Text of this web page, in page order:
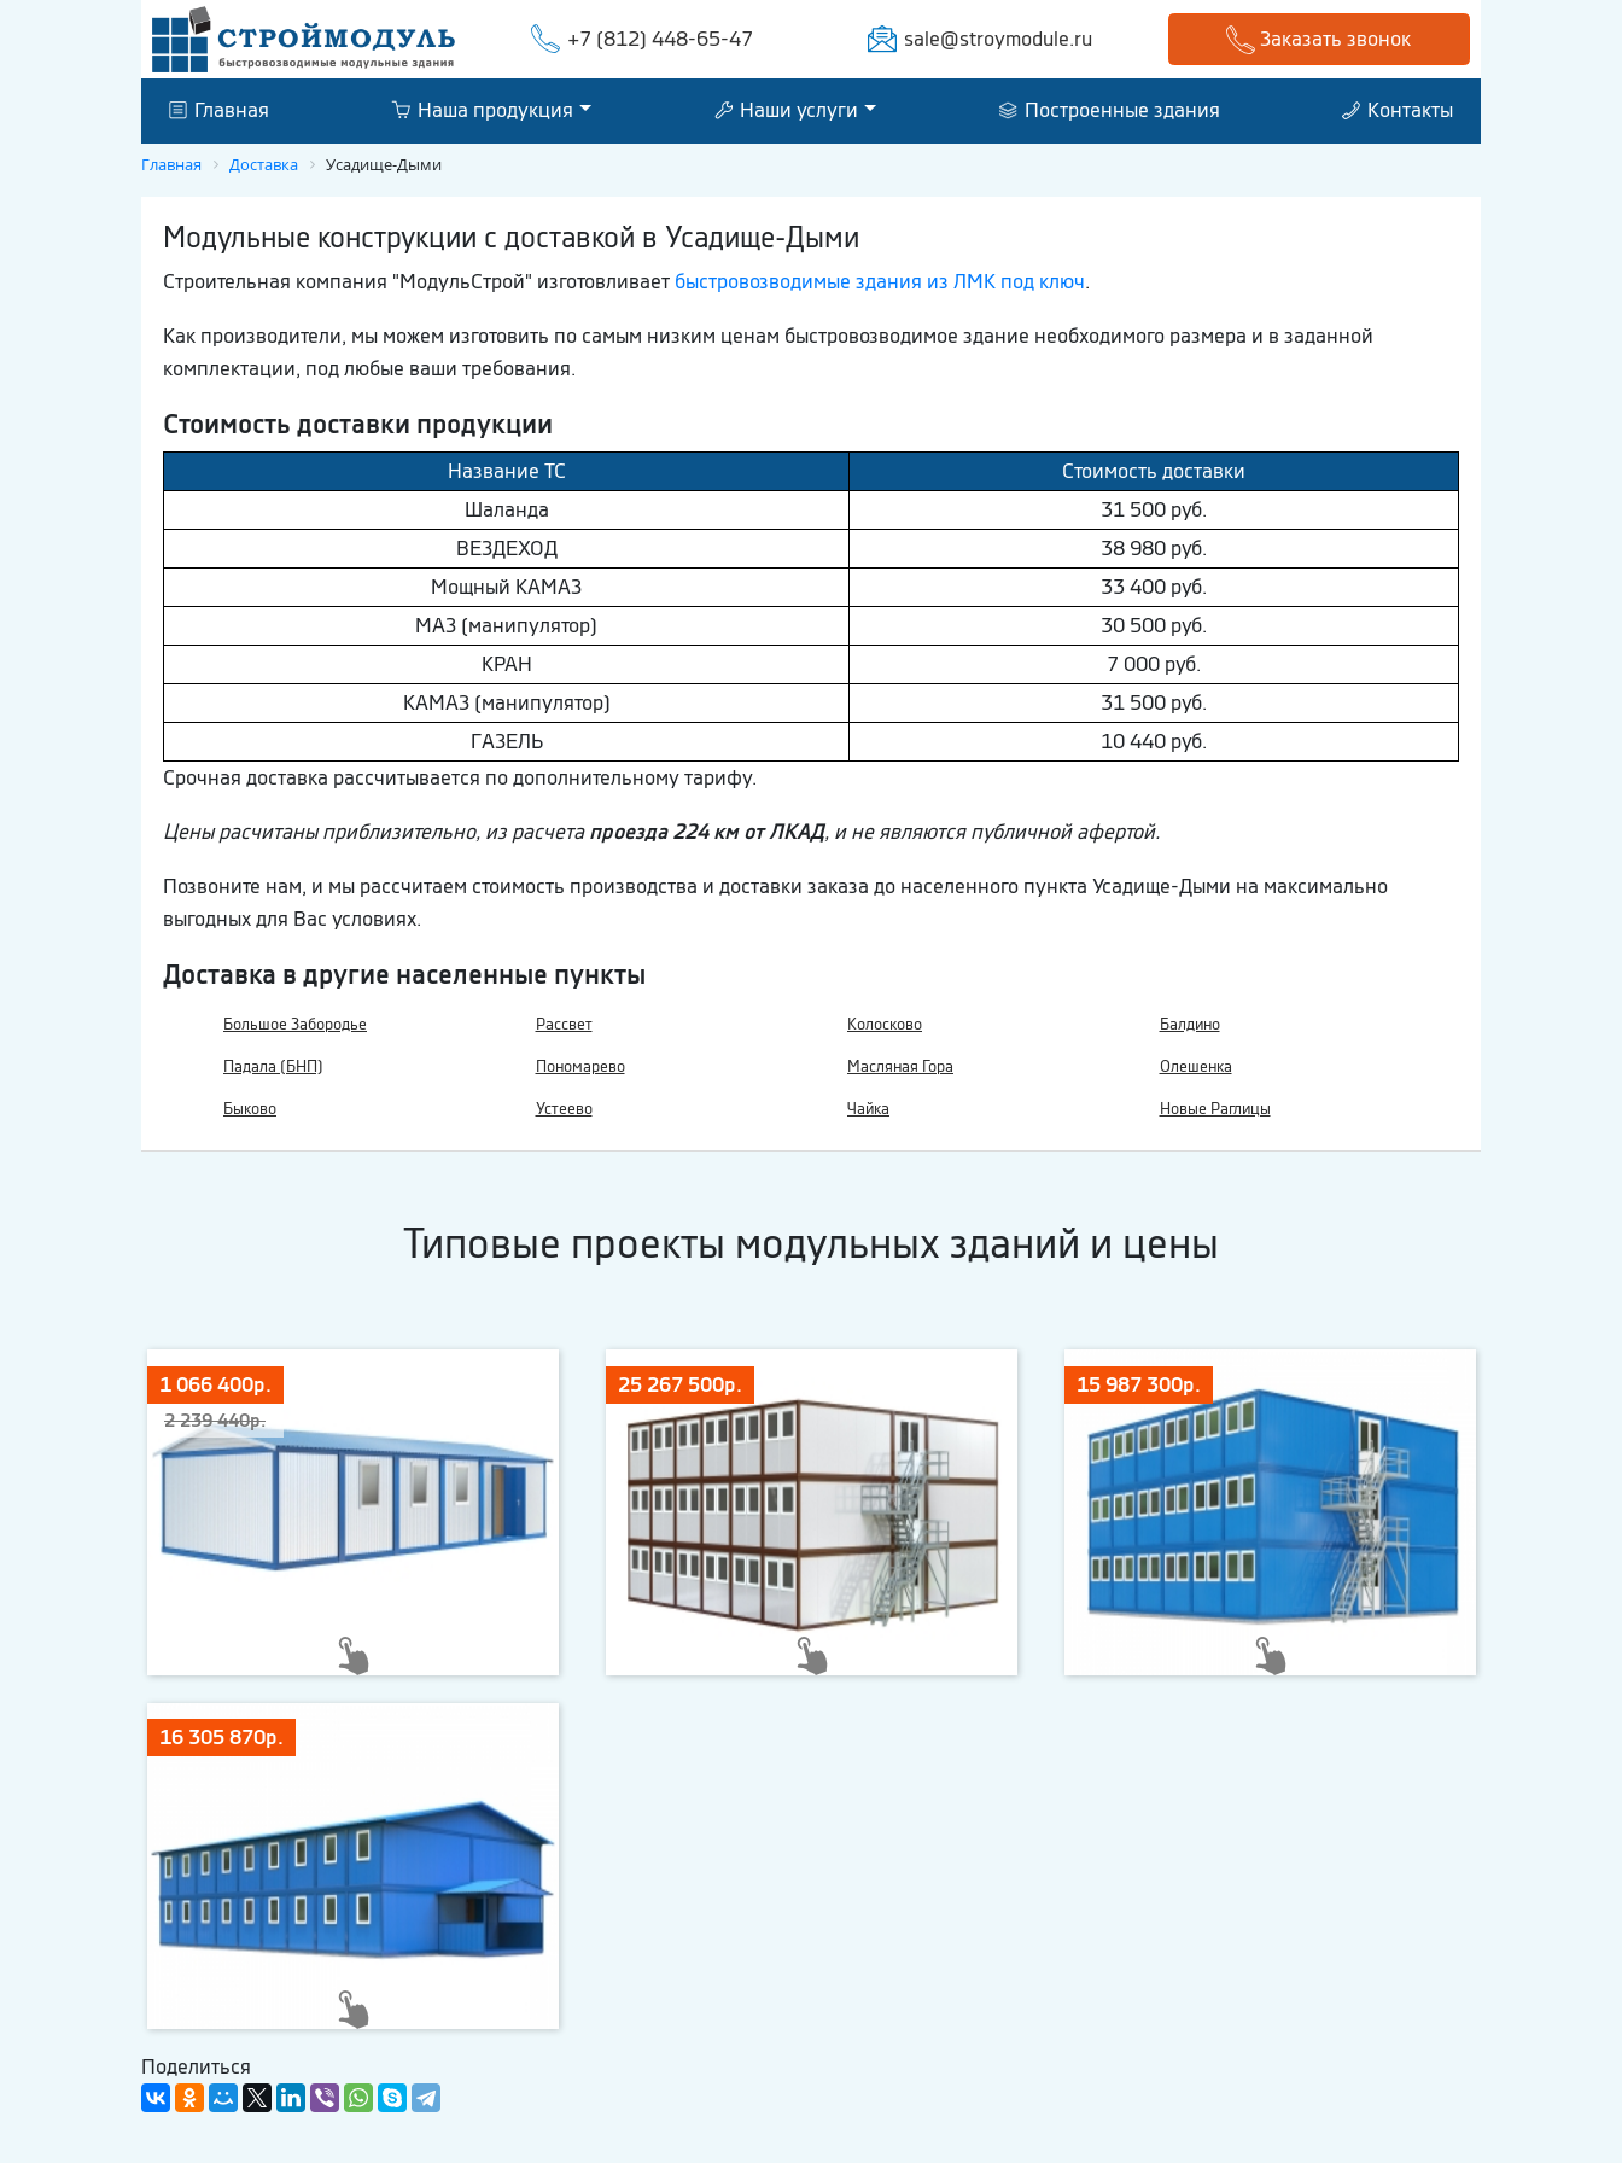
+7 (812) 448-65-47 sale@stroymodule.ru Заказать звонок
Главная Наша продукция Наши услуги Построенные здания Контакты
Главная Доставка Усадище-Дыми
Модульные конструкции с доставкой в Усадище-Дыми
Строительная компания "МодульСтрой" изготовливает быстровозводимые здания из ЛМК под ключ.
Как производители, мы можем изготовить по самым низким ценам быстровозводимое здание необходимого размера и в заданной
комплектации, под любые ваши требования.
Стоимость доставки продукции
Название ТС
Стоимость доставки
Шaлaнда
31 500 руб.
ВEЗДEХОД
38 980 руб.
Мощный КAМAЗ
33 400 руб.
МAЗ (манипулятор)
30 500 руб.
КРАН
7 000 руб.
КAМAЗ (манипулятор)
31 500 руб.
ГAЗEЛЬ
10 440 руб.
Срочная доставка рассчитывается по дополнительному тарифу.
Цены расчитаны приблизительно, из расчетапроезда 224 км от ЛКАД, и не являются публичной афертой.
Позвоните нам, и мы рассчитаем стоимость производства и доставки заказа до населенного пункта Усадище-Дыми на максимально
выгодных для Вас условиях.
Доставка в другие населенные пункты
Большое Забородье Рассвет Колосково Балдино
Падала (БНП) Пономарево Масляная Гора Олешенка
Быково Устеево Чайка Новые Раглицы
Типовые проекты модульных зданий и цены
1 066 400р.
2 239 440р.
25 267 500р. 15 987 300р.
16 305 870р.
Поделиться